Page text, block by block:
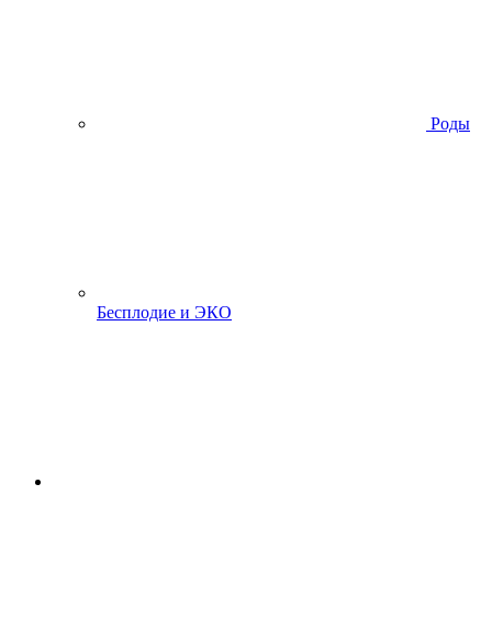
Роды
Бесплодие и ЭКО